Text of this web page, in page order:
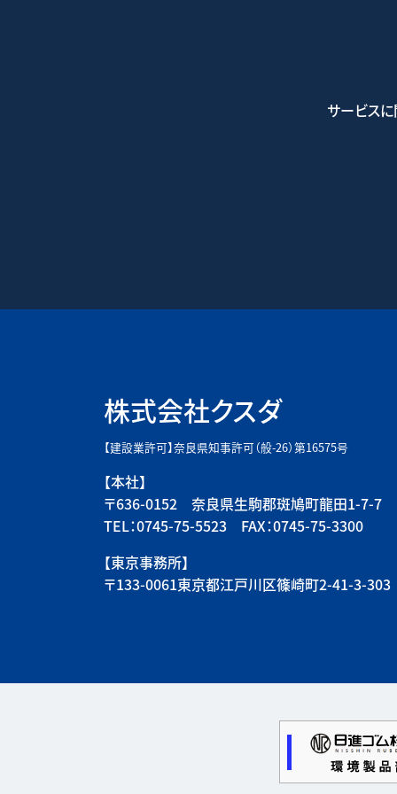
サービス
株式会社クスダ
【建設業許可】奈良県知事許可（般-26）第16575号
【本社】
〒636-0152 奈良県生駒郡斑鳩町龍田1-7-7
TEL：0745-75-5523 FAX：0745-75-3300
【東京事務所】
〒133-0061東京都江戸川区篠崎町2-41-3-303